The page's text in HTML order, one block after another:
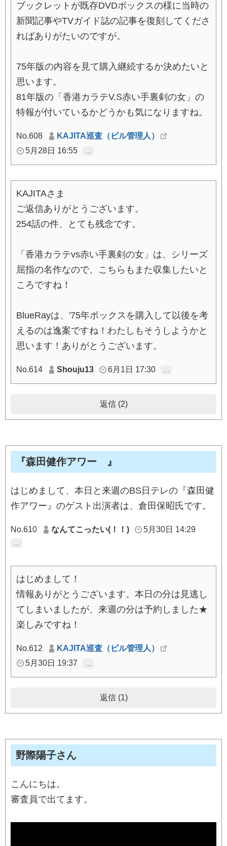
ブックレットが既存DVDボックスの様に当時の
新聞記事やTVガイド誌の記事を復刻してくださ
ればありがたいのですが。
75年版の内容を見て購入継続するか決めたいと
思います。
81年版の「香港カラテV.S赤い手裏剣の女」の
特報が付いているかどうかも気になりますね。
No.608
KAJITA巡査（ビル管理人）
5月28日 16:55
KAJITAさま
ご返信ありがとうございます。
254話の件、とても残念です。
「香港カラテvs赤い手裏剣の女」は、シリーズ
屈指の名作なので、こちらもまた収集したいと
ころですね！
BlueRayは、'75年ボックスを購入して以後を考
えるのは逸案ですね！わたしもそうしようかと
思います！ありがとうございます。
No.614 Shouju13 6月1日 17:30
返信 (2)
『森田健作アワー 』
はじめまして、本日と来週のBS日テレの『森田健
作アワー』のゲスト出演者は、倉田保昭氏です。
No.610 なんてこったい(！！) 5月30日 14:29
…
はじめまして！
情報ありがとうございます。本日の分は見逃し
てしまいましたが、来週の分は予約しました★
楽しみですね！
No.612
KAJITA巡査（ビル管理人）
5月30日 19:37
返信 (1)
野際陽子さん
こんにちは。
審査員で出てます。